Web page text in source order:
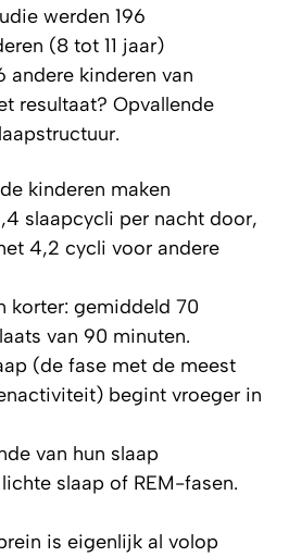
werden 196
(8 tot 11 jaar)
andere kinderen van
resultaat? Opvallende
kinderen maken
slaapcycli per nacht door,
4,2 cycli voor andere
korter: gemiddeld 70
van 90 minuten.
(de fase met de meest
begint vroeger in
van hun slaap
slaap of REM-fasen.
is eigenlijk al volop